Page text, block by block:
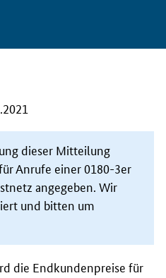
dieser Mitteilung
Anrufe einer 0180-3er
angegeben. Wir
und bitten um
die Endkundenpreise für